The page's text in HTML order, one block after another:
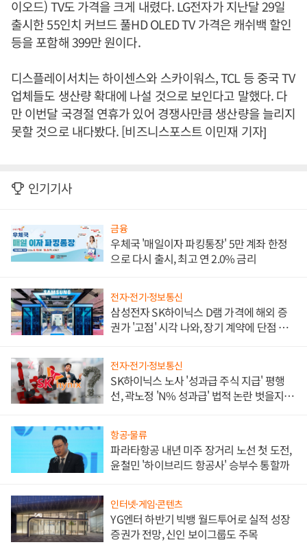
이오드) TV도 가격을 크게 내렸다. LG전자가 지난달 29일
출시한 55인치 커브드 풀HD OLED TV 가격은 캐쉬백 할인
등을 포함해 399만 원이다.
디스플레이서치는 하이센스와 스카이워스, TCL 등 중국 TV
업체들도 생산량 확대에 나설 것으로 보인다고 말했다. 다
만 이번달 국경절 연휴가 있어 경쟁사만큼 생산량을 늘리지
못할 것으로 내다봤다. [비즈니스포스트 이민재 기자]
인기기사
금융
우체국 '매일이자 파킹통장' 5만 계좌 한정
으로 다시 출시, 최고 연 2.0% 금리
전자·전기·정보통신
삼성전자 SK하이닉스 D램 가격에 해외 증
권가 '고점' 시각 나와, 장기 계약에 단점 부
전자·전기·정보통신
SK하이닉스 노사 '성과급 주식 지급' 평행
선, 곽노정 'N% 성과급' 법적 논란 벗을지 주
항공·물류
파라타항공 내년 미주 장거리 노선 첫 도전,
윤철민 '하이브리드 항공사' 승부수 통할까
인터넷·게임·콘텐츠
YG엔터 하반기 빅뱅 월드투어로 실적 성장
증권가 전망, 신인 보이그룹도 주목